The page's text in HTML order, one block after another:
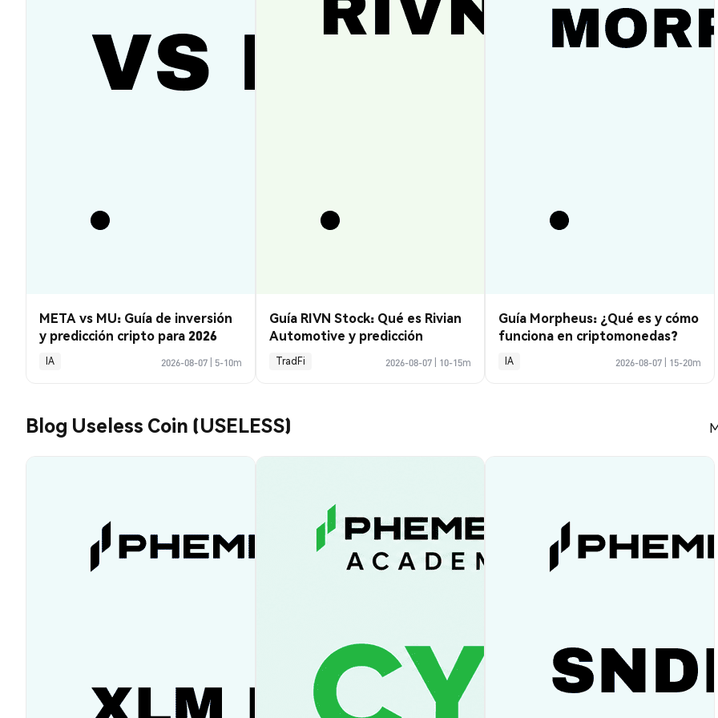
META vs MU: Guía de inversión
y predicción cripto para 2026
IA 2026-08-07 5-10m
Guía RIVN Stock: Qué es Rivian
Automotive y predicción
TradFi 2026-08-07 10-15m
Guía Morpheus: ¿Qué es y cómo
funciona en criptomonedas?
IA 2026-08-07 15-20m
Blog Useless Coin (USELESS)